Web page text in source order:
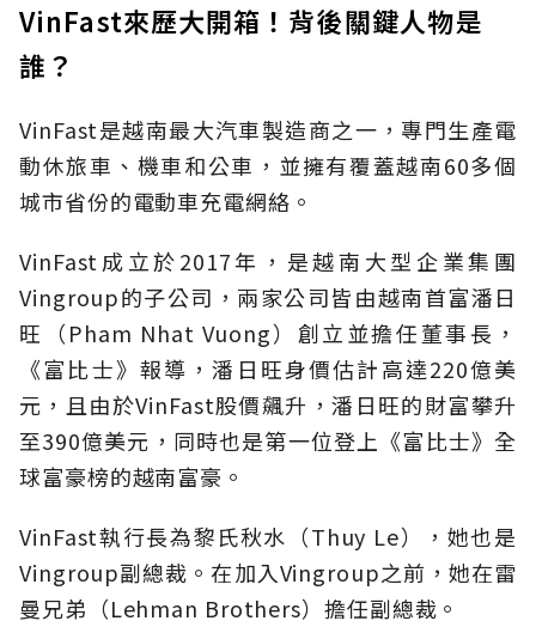
VinFast來歷大開箱！背後關鍵人物是
誰？
VinFast是越南最大汽車製造商之一，專門生產電
動休旅車、機車和公車，並擁有覆蓋越南60多個
城市省份的電動車充電網絡。
VinFast成立於2017年，是越南大型企業集團
Vingroup的子公司，兩家公司皆由越南首富潘日
旺（Pham Nhat Vuong）創立並擔任董事長，
《富比士》報導，潘日旺身價估計高達220億美
元，且由於VinFast股價飆升，潘日旺的財富攀升
至390億美元，同時也是第一位登上《富比士》全
球富豪榜的越南富豪。
VinFast執行長為黎氏秋水（Thuy Le），她也是
Vingroup副總裁。在加入Vingroup之前，她在雷
曼兄弟（Lehman Brothers）擔任副總裁。